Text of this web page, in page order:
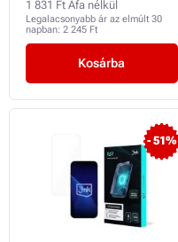
1 831 Ft Áfa nélkül
Legalacsonyabb ár az elmúlt 30
napban: 2 245 Ft
Kosárba
- 51%